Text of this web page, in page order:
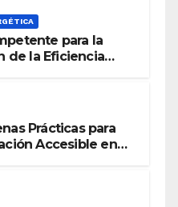
para la
de la Eficiencia
Prácticas para
Accesible en